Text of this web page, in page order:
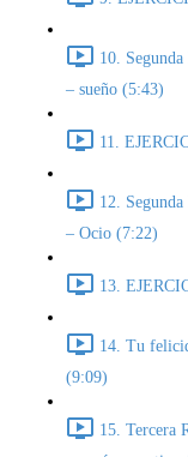
10.
– sueño (5:43)
11.
12.
– Ocio (7:22)
13.
14. Tu
(9:09)
15. Tercera